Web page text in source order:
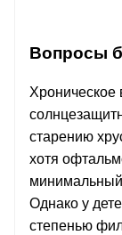
Вопросы
Хроническое
старению
хотя
Однако у
степенью